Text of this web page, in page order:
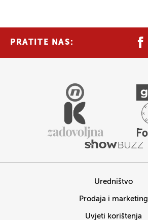
PRATITE NAS:
Uredništvo
Prodaja i marketing
Uvjeti korištenja